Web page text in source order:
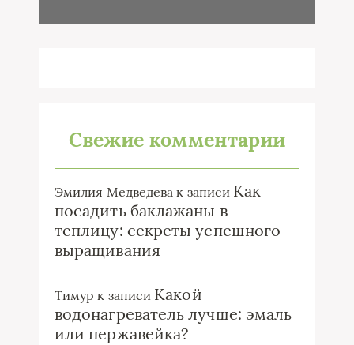
Свежие комментарии
Эмилия Медведева к записи Как
посадить баклажаны в
теплицу: секреты успешного
выращивания
Тимур к записи Какой
водонагреватель лучше: эмаль
или нержавейка?